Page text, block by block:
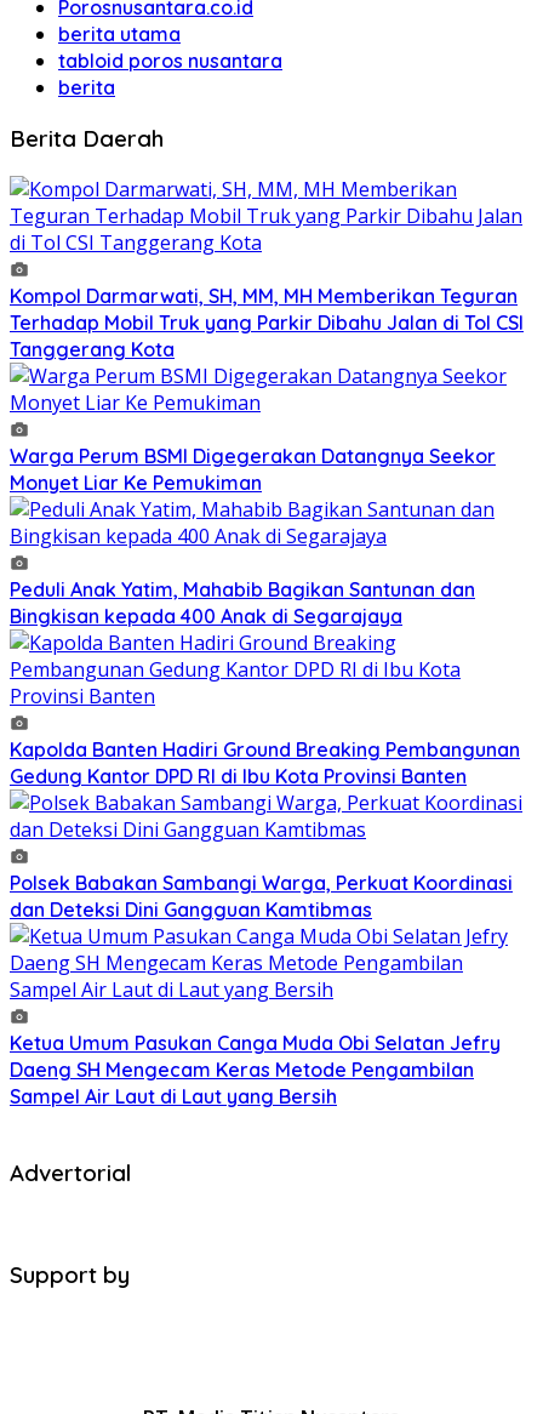
Porosnusantara.co.id
berita utama
tabloid poros nusantara
berita
Berita Daerah
Kompol Darmarwati, SH, MM, MH Memberikan Teguran
Terhadap Mobil Truk yang Parkir Dibahu Jalan di Tol CSI
Tanggerang Kota
Warga Perum BSMI Digegerakan Datangnya Seekor
Monyet Liar Ke Pemukiman
Peduli Anak Yatim, Mahabib Bagikan Santunan dan
Bingkisan kepada 400 Anak di Segarajaya
Kapolda Banten Hadiri Ground Breaking Pembangunan
Gedung Kantor DPD RI di Ibu Kota Provinsi Banten
Polsek Babakan Sambangi Warga, Perkuat Koordinasi
dan Deteksi Dini Gangguan Kamtibmas
Ketua Umum Pasukan Canga Muda Obi Selatan Jefry
Daeng SH Mengecam Keras Metode Pengambilan
Sampel Air Laut di Laut yang Bersih
Advertorial
Support by